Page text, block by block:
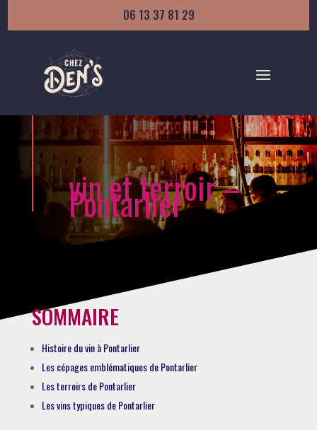
06 13 37 81 29
vin et terroir –
Pontarlier
SOMMAIRE
Histoire du vin à Pontarlier
Les cépages emblématiques de Pontarlier
Les terroirs de Pontarlier
Les vins typiques de Pontarlier